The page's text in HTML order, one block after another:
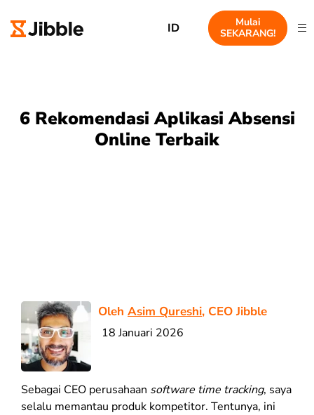
ID
Mulai
SEKARANG!
6 Rekomendasi Aplikasi Absensi
Online Terbaik
Oleh Asim Qureshi, CEO Jibble
18 Januari 2026
Sebagai CEO perusahaan software time tracking, saya
selalu memantau produk kompetitor. Tentunya, ini